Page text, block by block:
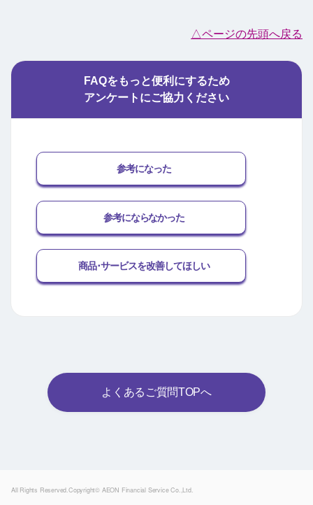
△ページの先頭へ戻る
FAQをもっと便利にするため
アンケートにご協力ください
参考になった
参考にならなかった
商品･サービスを改善してほしい
よくあるご質問TOPへ
All Rights Reserved.Copyright© AEON Financial Service Co.,Ltd.Powered by